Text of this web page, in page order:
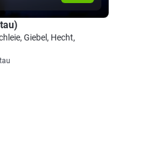
Giebel, Hecht,